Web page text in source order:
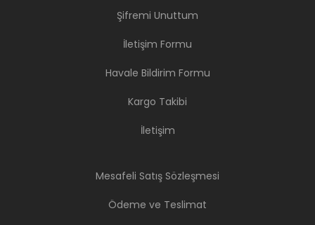
Şifremi Unuttum
İletişim Formu
Havale Bildirim Formu
Kargo Takibi
İletişim
Mesafeli Satış Sözleşmesi
Ödeme ve Teslimat